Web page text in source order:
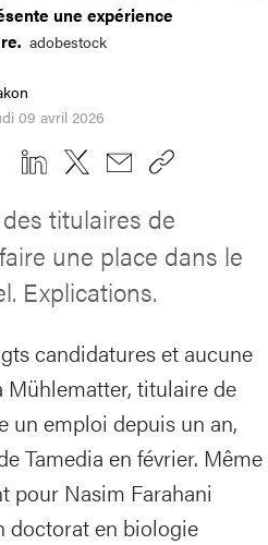
une expérience
adobestock
09 avril 2026
titulaires de
une place dans le
Explications.
candidatures et aucune
Mühlematter, titulaire de
un emploi depuis un an,
Tamedia en février. Même
pour Nasim Farahani
doctorat en biologie